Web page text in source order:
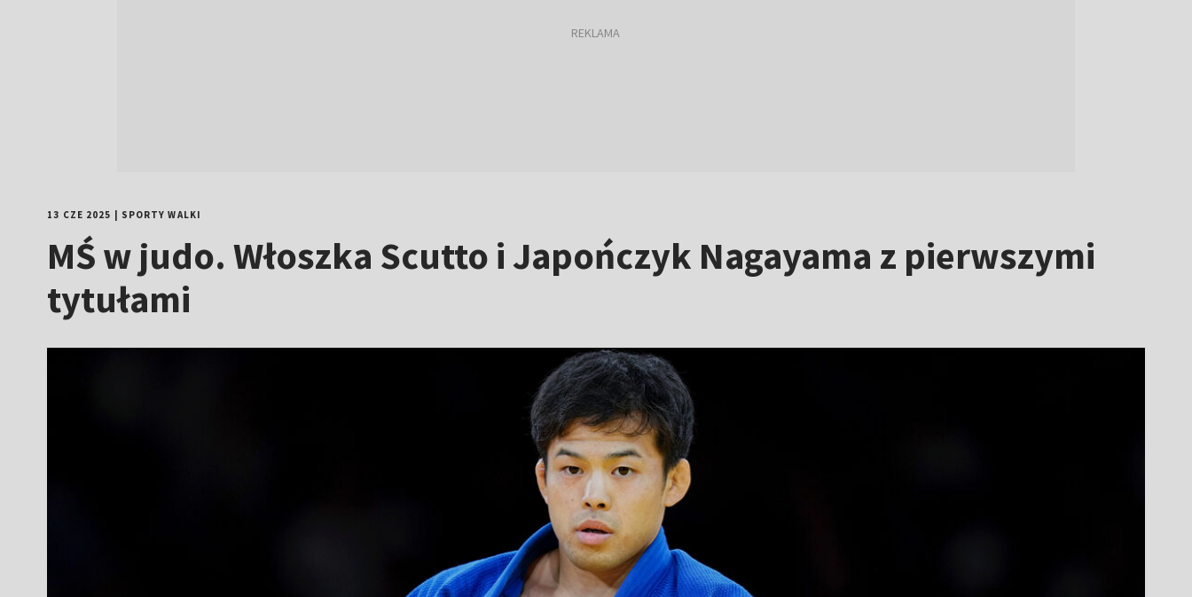
13 CZE 2025 SPORTY WALKI
MŚ w judo. Włoszka Scutto i Japończyk Nagayama z pierwszymi
tytułami